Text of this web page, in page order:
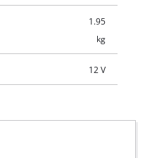
1.95
kg
12 V